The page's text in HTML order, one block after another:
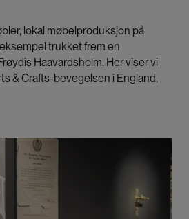
lokal møbelproduksjon på
trukket frem en
Haavardsholm. Her viser vi
& Crafts-bevegelsen i England,